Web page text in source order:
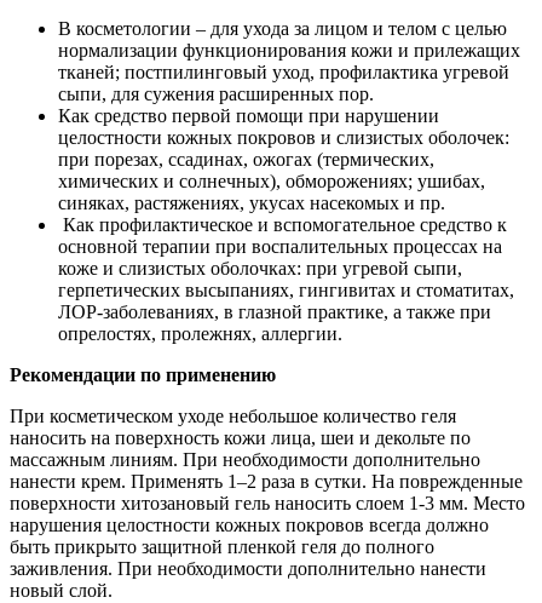
В косметологии – для ухода за лицом и телом с целью
нормализации функционирования кожи и прилежащих
тканей; постпилинговый уход, профилактика угревой
сыпи, для сужения расширенных пор.
Как средство первой помощи при нарушении
целостности кожных покровов и слизистых оболочек:
при порезах, ссадинах, ожогах (термических,
химических и солнечных), обморожениях; ушибах,
синяках, растяжениях, укусах насекомых и пр.
Как профилактическое и вспомогательное средство к
основной терапии при воспалительных процессах на
коже и слизистых оболочках: при угревой сыпи,
герпетических высыпаниях, гингивитах и стоматитах,
ЛОР-заболеваниях, в глазной практике, а также при
опрелостях, пролежнях, аллергии.
Рекомендации по применению
При косметическом уходе небольшое количество геля
наносить на поверхность кожи лица, шеи и декольте по
массажным линиям. При необходимости дополнительно
нанести крем. Применять 1–2 раза в сутки. На поврежденные
поверхности хитозановый гель наносить слоем 1-3 мм. Место
нарушения целостности кожных покровов всегда должно
быть прикрыто защитной пленкой геля до полного
заживления. При необходимости дополнительно нанести
новый слой.